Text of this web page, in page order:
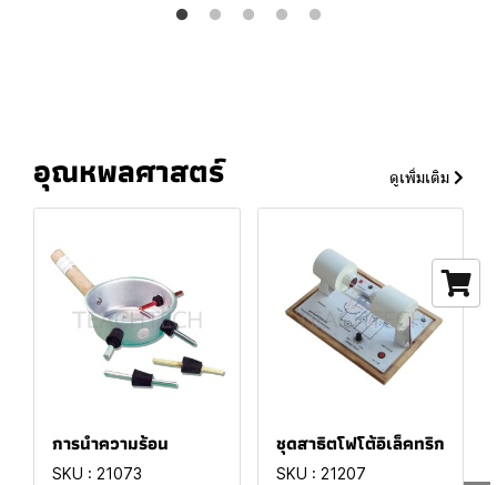
อุณหพลศาสตร์ ดูเพิ่มเติม
การนำความร้อน
SKU : 21073
ชุดสาธิตโฟโต้อิเล็คทริก
SKU : 21207